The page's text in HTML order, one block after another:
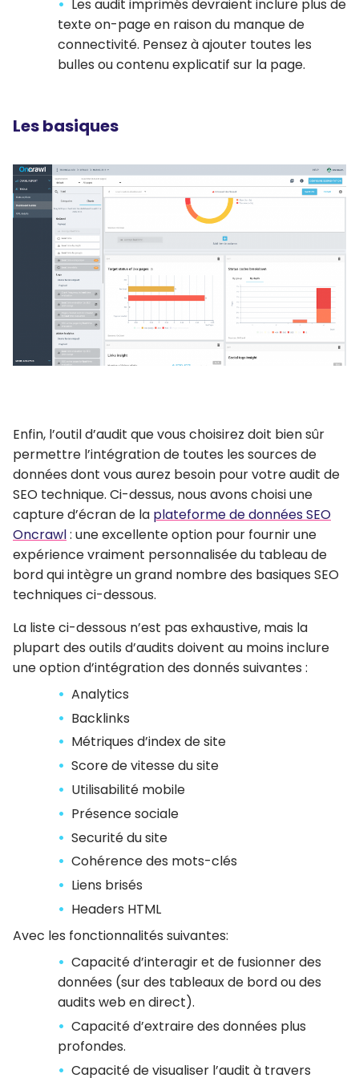
Les audit imprimés devraient inclure plus de
texte on-page en raison du manque de
connectivité. Pensez à ajouter toutes les
bulles ou contenu explicatif sur la page.
Les basiques
Enfin, l’outil d’audit que vous choisirez doit bien sûr
permettre l’intégration de toutes les sources de
données dont vous aurez besoin pour votre audit de
SEO technique. Ci-dessus, nous avons choisi une
capture d’écran de la plateforme de données SEO
Oncrawl: une excellente option pour fournir une
expérience vraiment personnalisée du tableau de
bord qui intègre un grand nombre des basiques SEO
techniques ci-dessous.
La liste ci-dessous n’est pas exhaustive, mais la
plupart des outils d’audits doivent au moins inclure
une option d’intégration des donnés suivantes :
Analytics
Backlinks
Métriques d’index de site
Score de vitesse du site
Utilisabilité mobile
Présence sociale
Securité du site
Cohérence des mots-clés
Liens brisés
Headers HTML
Avec les fonctionnalités suivantes:
Capacité d’interagir et de fusionner des
données (sur des tableaux de bord ou des
audits web en direct).
Capacité d’extraire des données plus
profondes.
Capacité de visualiser l’audit à travers